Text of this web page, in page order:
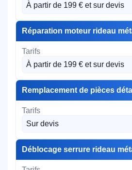
À partir de 199 € et sur devis
Réparation moteur rideau
À partir de 199 € et sur devis
Remplacement de pièces
Sur devis
Déblocage serrure rideau